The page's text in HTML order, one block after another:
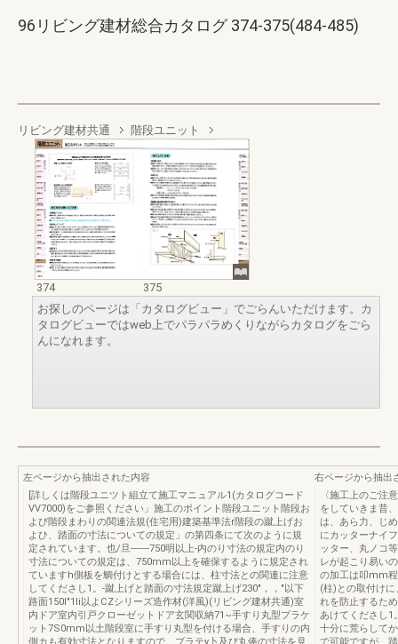
96リビング建材総合カタログ 374-375(484-485)
リビング建材共通 階段ユニット
374
375
お探しのページは「カタログビュー」でごらんいただけます。カ
タログビューではweb上でパラパラめくりながらカタログをごら
んになれます。
左ページから抽出された内容
[詳しくは階段ユニツト組立て施工マニュアル1(カタログコード
VV7000)をご参照ください」施工のポイント階段ユニット階段お
よび階段まわりの関連法規(住宅用)建築基準法r階段の蹴上げお
よひ、踏面の寸法についての規定」の第四条にて次のように規
定されています。也/旦-------750明以上-内のり寸法の規定内のり
寸法についての規定は、750mm以上を確保するように規定され
ていますh側板を鯛付けとする場合には、柱寸法との関連に注意
してくださし1。-蹴上げと踏面の寸法規定蹴上げ230"，，"以下
路面150l"1li以よCZシリーズ造作材(洋風)(リビング建材共通)室
内ドア室内引戸クローゼットドア玄関収納71~手すり丸型プラケ
ット7S0mm以土階段室に手すり丸型を付ける場合、手すりの内
側カも有効寸法となりますので、ブラテy卜及び丸俸の寸法を見
右ページから抽出
〈施工上のご注
をしていきま昔
は、あら力、じ
にカッターナイ
ッター、丸ノコ
レが起こり易い
の加工は叩mm
(柱)との取付け
れを防止するた
あけてくださし1
十分に荒らして
で可能ですが、